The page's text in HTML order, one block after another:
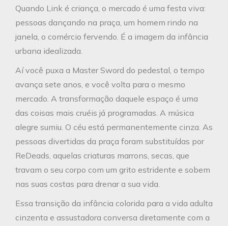
Quando Link é criança, o mercado é uma festa viva:
pessoas dançando na praça, um homem rindo na
janela, o comércio fervendo. É a imagem da infância
urbana idealizada.
Aí você puxa a Master Sword do pedestal, o tempo
avança sete anos, e você volta para o mesmo
mercado. A transformação daquele espaço é uma
das coisas mais cruéis já programadas. A música
alegre sumiu. O céu está permanentemente cinza. As
pessoas divertidas da praça foram substituídas por
ReDeads, aquelas criaturas marrons, secas, que
travam o seu corpo com um grito estridente e sobem
nas suas costas para drenar a sua vida.
Essa transição da infância colorida para a vida adulta
cinzenta e assustadora conversa diretamente com a